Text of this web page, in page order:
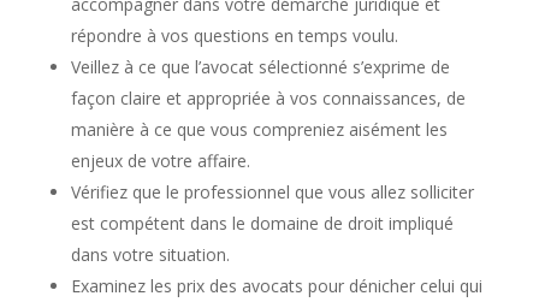
répondre à vos questions en temps voulu.
Veillez à ce que l’avocat sélectionné s’exprime de
façon claire et appropriée à vos connaissances, de
manière à ce que vous compreniez aisément les
enjeux de votre affaire.
Vérifiez que le professionnel que vous allez solliciter
est compétent dans le domaine de droit impliqué
dans votre situation.
Examinez les prix des avocats pour dénicher celui qui